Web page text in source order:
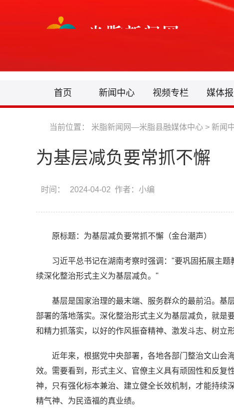
首页 新闻中心 视频专栏 媒体
当前位置： 米脂新闻网—米脂县融媒体中心 > 新闻
为基层减负要常抓不懈
时间： 2024-04-02 作者：小编
原标题：为基层减负要常抓不懈（金台潮声）
习近平总书记在湖南考察时强调："要巩固拓展主
续深化整治形式主义为基层减负。"
基层是国家治理的最末端、服务群众的最前沿。基
部署的落地落实。深化整治形式主义为基层减负，就是
和精力抓落实，以好的作风振奋精神、激发斗志、树立
近年来，根据党中央部署，各地各部门整治文山会
效。需要看到，形式主义、官僚主义具有顽固性和反复
神，只有强化标本兼治、建立健全长效机制，才能持续
精气神、为民造福的真业绩。